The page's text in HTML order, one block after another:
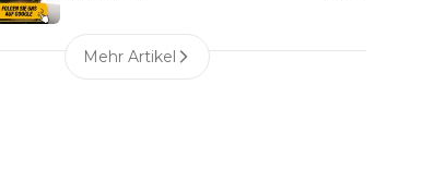
Mehr Artikel